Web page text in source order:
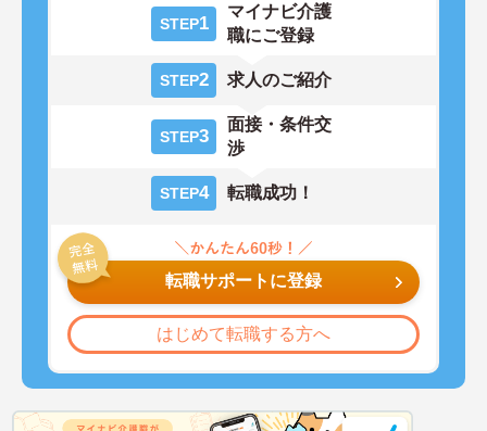
STEP1
マイナビ介護
職にご登録
STEP2 求人のご紹介
STEP3
面接・条件交
渉
STEP4 転職成功！
転職サポートに登録
はじめて転職する方へ